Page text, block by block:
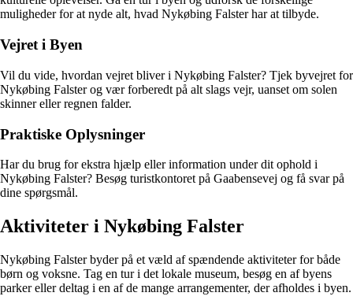
muligheder for at nyde alt, hvad Nykøbing Falster har at tilbyde.
Vejret i Byen
Vil du vide, hvordan vejret bliver i Nykøbing Falster? Tjek byvejret for
Nykøbing Falster og vær forberedt på alt slags vejr, uanset om solen
skinner eller regnen falder.
Praktiske Oplysninger
Har du brug for ekstra hjælp eller information under dit ophold i
Nykøbing Falster? Besøg turistkontoret på Gaabensevej og få svar på
dine spørgsmål.
Aktiviteter i Nykøbing Falster
Nykøbing Falster byder på et væld af spændende aktiviteter for både
børn og voksne. Tag en tur i det lokale museum, besøg en af byens
parker eller deltag i en af de mange arrangementer, der afholdes i byen.